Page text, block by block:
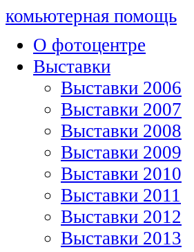
комьютерная помощь
О фотоцентре
Выставки
Выставки 2006
Выставки 2007
Выставки 2008
Выставки 2009
Выставки 2010
Выставки 2011
Выставки 2012
Выставки 2013